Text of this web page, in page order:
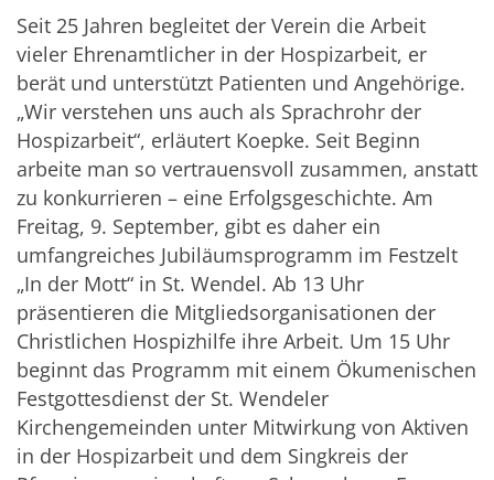
Seit 25 Jahren begleitet der Verein die Arbeit
vieler Ehrenamtlicher in der Hospizarbeit, er
berät und unterstützt Patienten und Angehörige.
„Wir verstehen uns auch als Sprachrohr der
Hospizarbeit“, erläutert Koepke. Seit Beginn
arbeite man so vertrauensvoll zusammen, anstatt
zu konkurrieren – eine Erfolgsgeschichte. Am
Freitag, 9. September, gibt es daher ein
umfangreiches Jubiläumsprogramm im Festzelt
„In der Mott“ in St. Wendel. Ab 13 Uhr
präsentieren die Mitgliedsorganisationen der
Christlichen Hospizhilfe ihre Arbeit. Um 15 Uhr
beginnt das Programm mit einem Ökumenischen
Festgottesdienst der St. Wendeler
Kirchengemeinden unter Mitwirkung von Aktiven
in der Hospizarbeit und dem Singkreis der